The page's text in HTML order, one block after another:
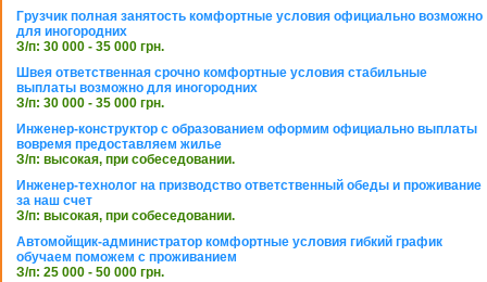
Грузчик полная занятость комфортные условия официально возможно
для иногородних
З/п: 30 000 - 35 000 грн.
Швея ответственная срочно комфортные условия стабильные
выплаты возможно для иногородних
З/п: 30 000 - 35 000 грн.
Инженер-конструктор с образованием оформим официально выплаты
вовремя предоставляем жилье
З/п: высокая, при собеседовании.
Инженер-технолог на призводство ответственный обеды и проживание
за наш счет
З/п: высокая, при собеседовании.
Автомойщик-администратор комфортные условия гибкий график
обучаем поможем с проживанием
З/п: 25 000 - 50 000 грн.